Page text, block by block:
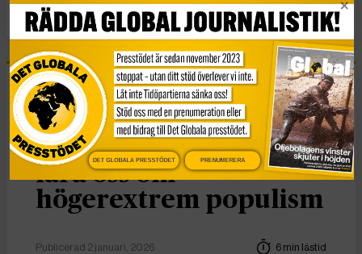
Essä
Vad Hanna Arendt kan
lära oss om
högerextrem populism
Publicerad 2 januari, 2026 6 min lästid
DET GLOBALA PRESSTÖDET PRENUMERERA